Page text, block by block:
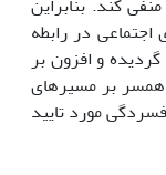
در رابطه
و افزون بر
همسر بر مسیرهای
مورد تایید